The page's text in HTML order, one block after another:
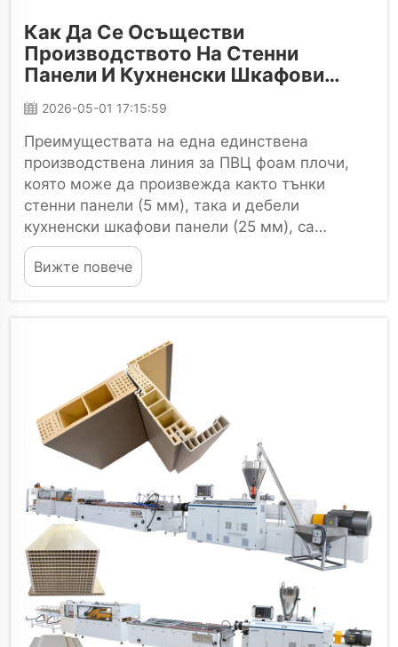
Как Да Се Осъществи
Производството На Стенни
Панели И Кухненски Шкафови
Панели С Дебелина От 5 До 25 Мм
Чрез Производствена Линия За
ПВЦ Фоам Плочи?
2026-05-01 17:15:59
Преимуществата на една единствена
производствена линия за ПВЦ фоам плочи,
която може да произвежда както тънки
стенни панели (5 мм), така и дебели
кухненски шкафови панели (25 мм), са
огромни. Много производители предполагат,
че такъв широк диапазон от дебелини
изисква различни линии или мащабна
Вижте повече